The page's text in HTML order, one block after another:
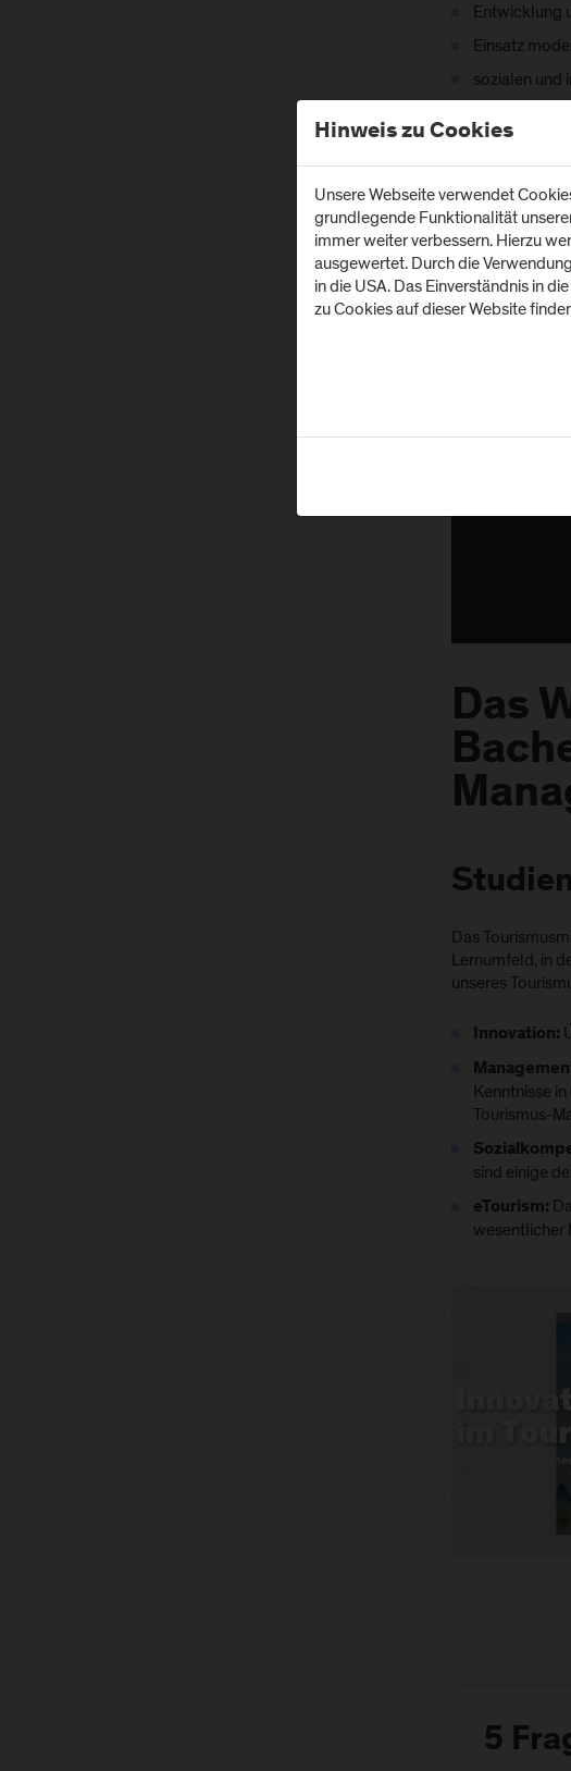
Entwicklung
Einsatz
sozialen und
Das
Das
Lernumfeld, in
unseres
Innovation:
Kenntnisse
Tourismus-
sind einige
eTourism:
wesentlicher
5
Hinweis zu Cookies
Unsere Webseite verwendet
grundlegende Funktionalität
immer weiter verbessern. Hierzu
ausgewertet. Durch die
in die USA. Das Einverständnis in
zu Cookies auf dieser Website